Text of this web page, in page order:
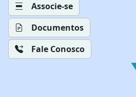
Associe-se
Documentos
Fale Conosco